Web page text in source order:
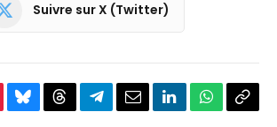
Suivre sur X (Twitter)
BlueskyThreadsPartagerEmailLinkedInWhatsApp